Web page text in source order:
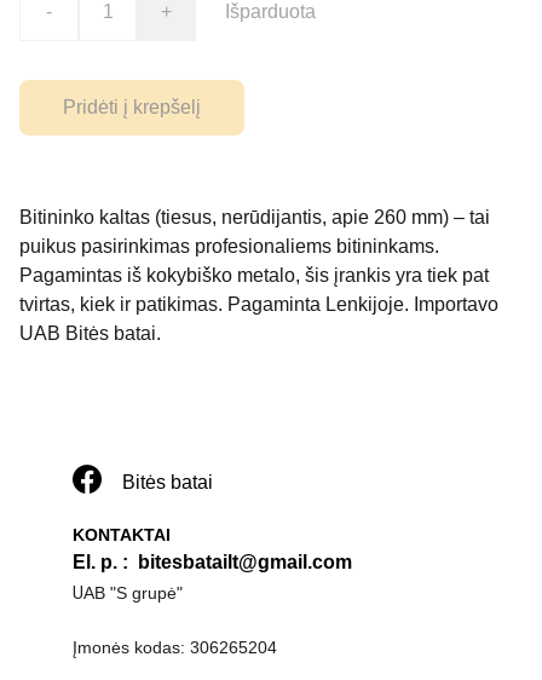
- + Išparduota
Pridėti į krepšelį
Bitininko kaltas (tiesus, nerūdijantis, apie 260 mm) – tai
puikus pasirinkimas profesionaliems bitininkams.
Pagamintas iš kokybiško metalo, šis įrankis yra tiek pat
tvirtas, kiek ir patikimas. Pagaminta Lenkijoje. Importavo
UAB Bitės batai.
KONTAKTAI
El. p. : bitesbatailt@gmail.com
UAB "S grupė"
Įmonės kodas: 306265204
Bitės batai